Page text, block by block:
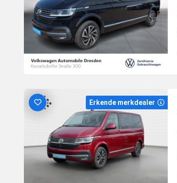
Erkende merkdealer